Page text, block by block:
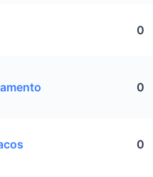
0
0
0